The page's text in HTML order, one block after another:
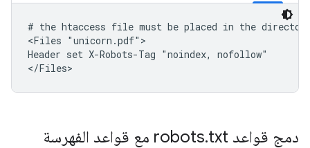
# the htaccess file must be placed in the
<Files "unicorn.pdf">
Header set X-Robots-Tag "noindex, nofollow"
</Files>
دمج قواعد robots .
txt مع قواعد الفهرسة